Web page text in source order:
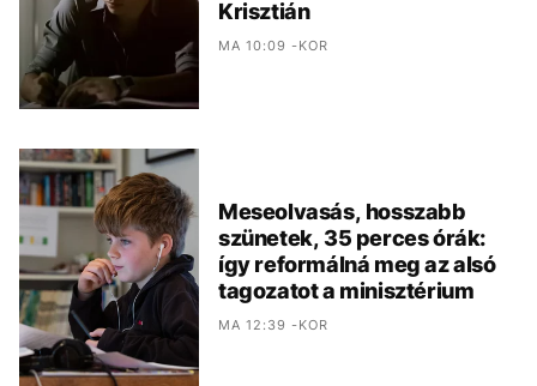
Krisztián
MA 10:09 -KOR
Meseolvasás, hosszabb
szünetek, 35 perces órák:
így reformálná meg az alsó
tagozatot a minisztérium
MA 12:39 -KOR